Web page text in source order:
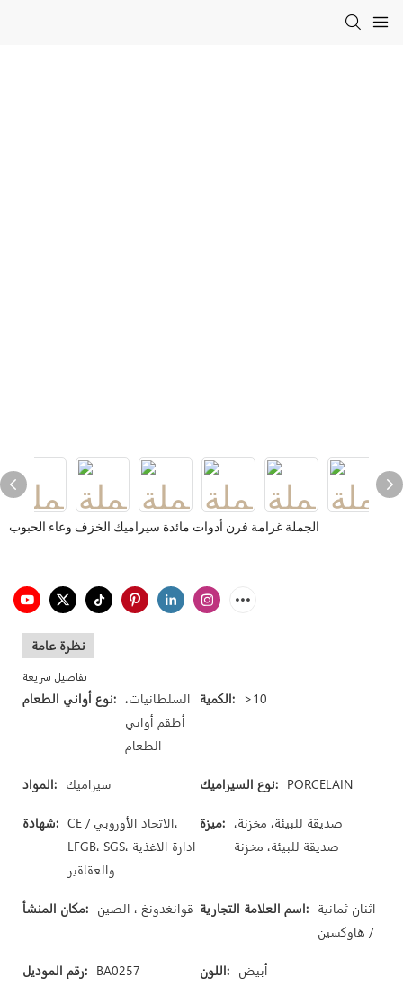
الجملة غرامة فرن أدوات مائدة سيراميك الخزف وعاء الحبوب
نظرة عامة
تفاصيل سريعة
نوع أواني الطعام: السلطانيات،
أطقم أواني
الطعام
الكمية: >10
المواد: سيراميك نوع السيراميك: PORCELAIN
شهادة: CE / الاتحاد الأوروبي،
LFGB، SGS، ادارة الاغذية
والعقاقير
ميزة: صديقة للبيئة، مخزنة،
صديقة للبيئة، مخزنة
مكان المنشأ: قوانغدونغ ، الصين اسم العلامة التجارية: اثنان ثمانية
/ هاوكسين
رقم الموديل: BA0257 اللون: أبيض